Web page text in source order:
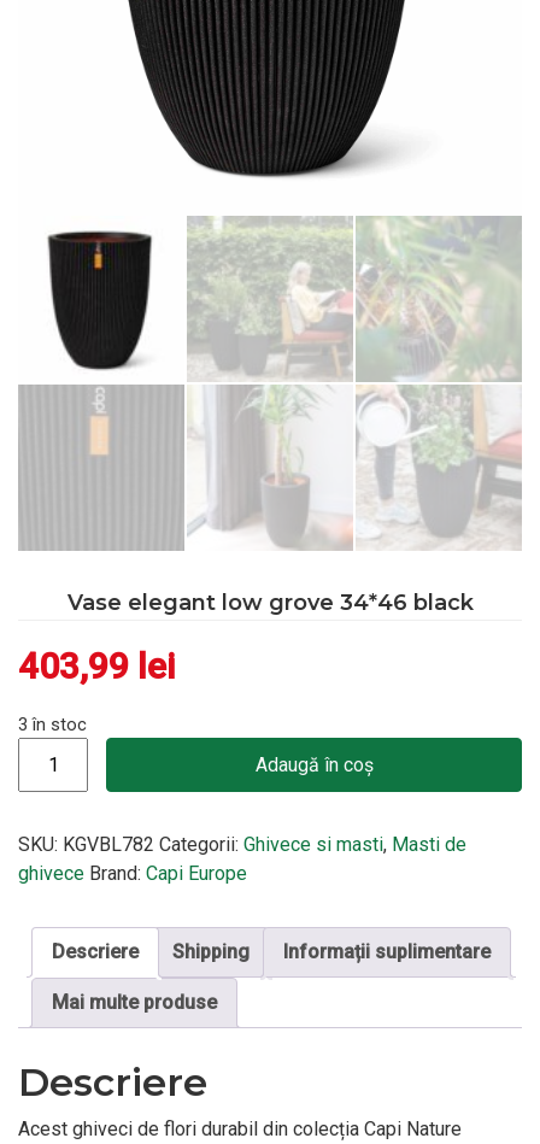
Vase elegant low grove 34*46 black
403,99 lei
3 în stoc
Adaugă în coș
SKU: KGVBL782 Categorii: Ghivece si masti, Masti de
ghivece Brand: Capi Europe
Descriere Shipping Informații suplimentare
Mai multe produse
Descriere
Acest ghiveci de flori durabil din colecția Capi Nature